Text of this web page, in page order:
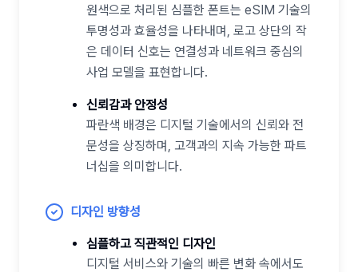
원색으로 처리된 심플한 폰트는 eSIM 기술의
투명성과 효율성을 나타내며, 로고 상단의 작
은 데이터 신호는 연결성과 네트워크 중심의
사업 모델을 표현합니다.
신뢰감과 안정성
파란색 배경은 디지털 기술에서의 신뢰와 전
문성을 상징하며, 고객과의 지속 가능한 파트
너십을 의미합니다.
디자인 방향성
심플하고 직관적인 디자인
디지털 서비스와 기술의 빠른 변화 속에서도